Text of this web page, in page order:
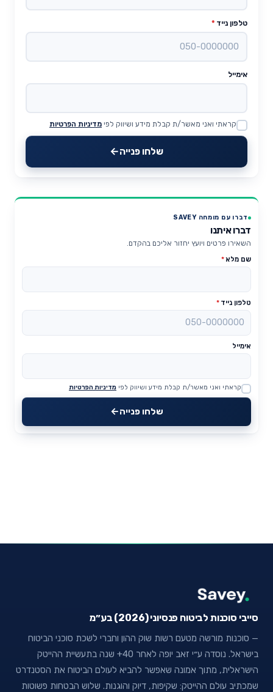
טלפון נייד *
אימייל
Website
קראתי ואני מאשר/ת קבלת מידע ושיווק לפי מדיניות הפרטיות
שלחו פנייה
דברו עם מומחה SAVEY
דברו איתנו
השאירו פרטים ויועץ יחזור אליכם בהקדם.
שם מלא*
טלפון נייד *
אימייל
Website
קראתי ואני מאשר/ת קבלת מידע ושיווק לפי מדיניות הפרטיות
שלחו פנייה
סייבי סוכנות לביטוח פנסיוני (2026) בע״מ
— סוכנות מורשה מטעם רשות שוק ההון וחברי לשכת סוכני הביטוח
בישראל. נוסדה ע״י זאב יופה לאחר 40+ שנה בתעשיית ההייטק
הישראלית, מתוך אמונה שאפשר להביא לעולם הביטוח את הסטנדרט
שמכתיב עולם ההייטק: שקיפות, דיוק והוגנות. שלוש הבטחות פשוטות